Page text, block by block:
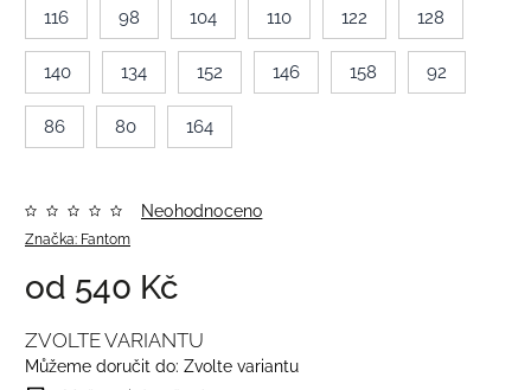
116
98 104 110 122 128
140 134 152 146 158 92
86 80 164
Značka: Fantom
Neohodnoceno
od 540 Kč
ZVOLTE VARIANTU
Můžeme doručit do: Zvolte variantu